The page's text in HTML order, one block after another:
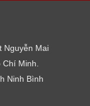
Nguyễn Mai
Minh.
Ninh Bình